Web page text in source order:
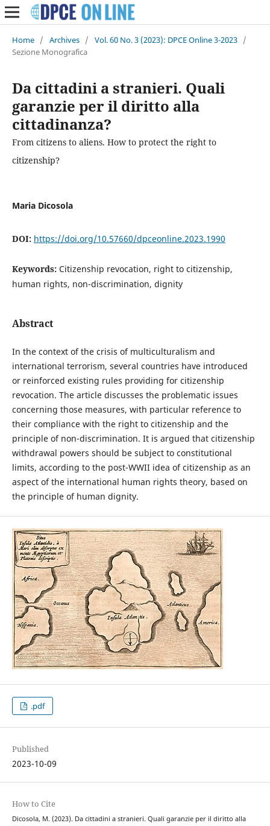
Home / Archives / Vol. 60 No. 3 (2023): DPCE Online 3-2023 /
Sezione Monografica
Da cittadini a stranieri. Quali
garanzie per il diritto alla
cittadinanza?
From citizens to aliens. How to protect the right to
citizenship?
Maria Dicosola
DOI: https://doi.org/10.57660/dpceonline.2023.1990
Keywords: Citizenship revocation, right to citizenship,
human rights, non-discrimination, dignity
Abstract
In the context of the crisis of multiculturalism and
international terrorism, several countries have introduced
or reinforced existing rules providing for citizenship
revocation. The article discusses the problematic issues
concerning those measures, with particular reference to
their compliance with the right to citizenship and the
principle of non-discrimination. It is argued that citizenship
withdrawal powers should be subject to constitutional
limits, according to the post-WWII idea of citizenship as an
aspect of the international human rights theory, based on
the principle of human dignity.
.pdf
Published
2023-10-09
How to Cite
Dicosola, M. (2023). Da cittadini a stranieri. Quali garanzie per il diritto alla